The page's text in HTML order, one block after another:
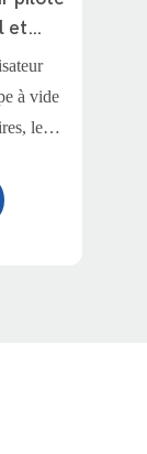
et
à vide
les
de
le lait